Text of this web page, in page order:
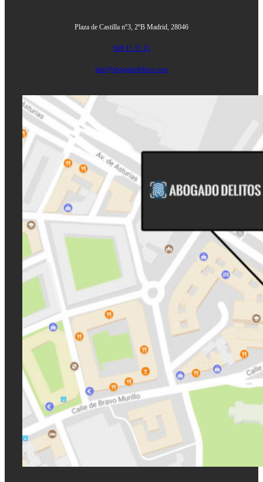
Plaza de Castilla nº3, 2ºB Madrid, 28046
669 15 15 15
info@abogadodelitos.com